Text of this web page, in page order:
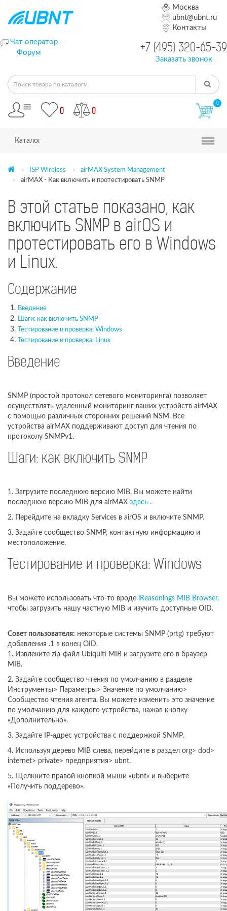
Москва
ubnt@ubnt.ru
Контакты
Чат оператор
Форум
+7 (495) 320-65-39
Заказать звонок
0 0
0
Каталог
ISP Wireless
airMAX System Management
airMAX - Как включить и протестировать SNMP
В этой статье показано, как
включить SNMP в airOS и
протестировать его в Windows
и Linux.
Содержание
Введение
Шаги: как включить SNMP
Тестирование и проверка: Windows
Тестирование и проверка: Linux
Введение
SNMP (простой протокол сетевого мониторинга) позволяет
осуществлять удаленный мониторинг ваших устройств airMAX
с помощью различных сторонних решений NSM. Все
устройства airMAX поддерживают доступ для чтения по
протоколу SNMPv1.
Шаги: как включить SNMP
1. Загрузите последнюю версию MIB. Вы можете найти
последнюю версию MIB для airMAX здесь .
2. Перейдите на вкладку Services в airOS и включите SNMP.
3. Задайте сообщество SNMP, контактную информацию и
местоположение.
Тестирование и проверка: Windows
Вы можете использовать что-то вроде iReasonings MIB Browser,
чтобы загрузить нашу частную MIB и изучить доступные OID.
Совет пользователя: некоторые системы SNMP (prtg) требуют
добавления .1 в конец OID.
1. Извлеките zip-файл Ubiquiti MIB и загрузите его в браузер
MIB.
2. Задайте сообщество чтения по умолчанию в разделе
Инструменты> Параметры> Значение по умолчанию>
Сообщество чтения агента. Вы можете изменить это значение
по умолчанию для каждого устройства, нажав кнопку
«Дополнительно».
3. Задайте IP-адрес устройства с поддержкой SNMP.
4. Используя дерево MIB слева, перейдите в раздел org> dod>
internet> private> предприятия> ubnt.
5. Щелкните правой кнопкой мыши «ubnt» и выберите
«Получить поддерево».